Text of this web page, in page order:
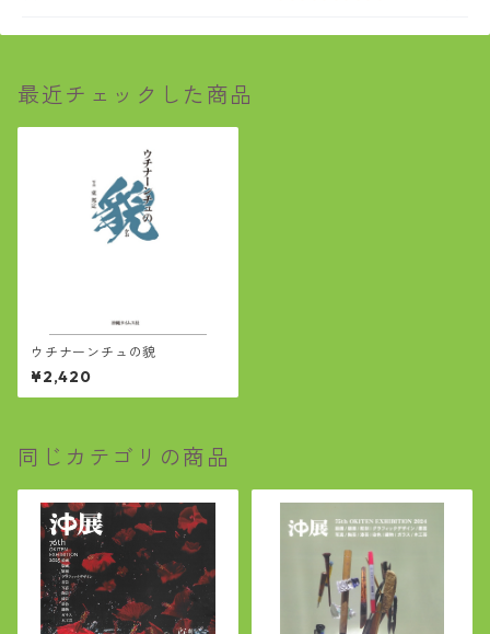
最近チェックした商品
ウチナーンチュの貌
¥2,420
同じカテゴリの商品